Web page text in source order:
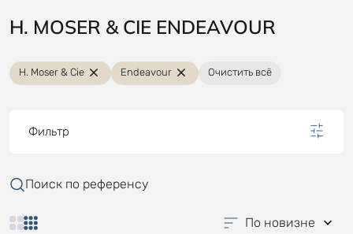
H. MOSER & CIE ENDEAVOUR
H. Moser & Cie Endeavour Очистить всё
Фильтр
Поиск по референсу
По новизне